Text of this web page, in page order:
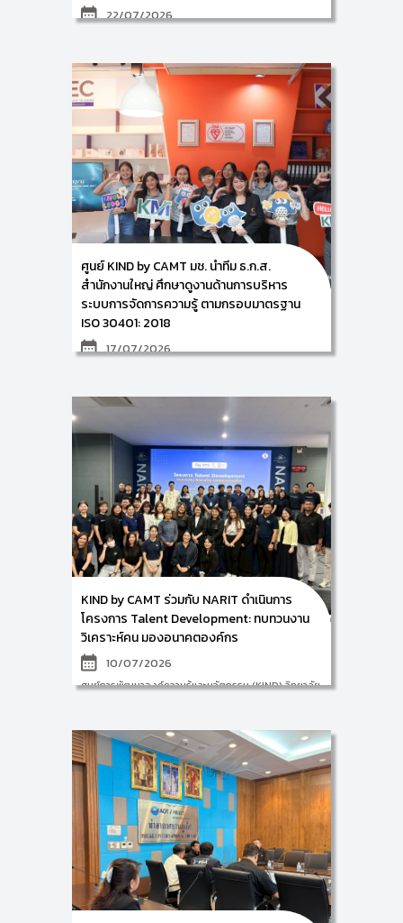
22/07/2026
สื่อ และเทคโนโลยี มหาวิทยาลัยเชียงใหม่ นำโดย ผู้ช่วย
ศาสตราจารย์ ดร.อัจฉรา คำอักษร ผู้ปฏิบัติหน้าที่ช่วย
คณบดี ด้านการพัฒนาองค์ความรู้และนวัตกรรม/ หัวหน้า
ศูนย์การพัฒนาองค์ความรู้และนวัตกรรม (Knowledge
and Innovation Development: KIND) พร้อมด้วย
ผศ.ดร.อัครพล นิมมลรัตน์ ผศ.ดร.เฉลิมพล คงจิตต์ และ
คณะทำงาน ดำเนินกิจกรรมการเตรียมความพร้อมสู่
มาตรฐานระบบการจัดการองค์ความรู้ ISO 30401 :2018
ภายใต้โครงการพัฒนากระบวนการจัดการองค์ความรู้ของ
สำนักหอสมุดสู่มาตรฐานสากล ให้แก่ ผู้บริหารและบุคลากร
ตัวแทนจากส่วนงานที่ร่วมขับเคลื่อนการจัดการความรู้ของ
สำนักหอสมุด มหาวิทยาลัยเชียงใหม่ ณ ห้องประชุม 1 ชั้น 5
สำนักหอสมุด มหาวิทยาลัยเชียงใหม่ ในวันพุธที่ 22
กรกฎาคม 2569 ซึ่งการจัดกิจกรรมครั้งนี้ เป็นการตรวจ
ประเมินภายในตามกรอบมาตรฐาน ISO 30401: 2018 (ข้อ
กำหนด ข้อ 9 และข้อ 10) โดยมีผู้ร่วมกิจกรรมจำนวน 20
ศูนย์ KIND by CAMT มช. นำทีม ธ.ก.ส.
สำนักงานใหญ่ ศึกษาดูงานด้านการบริหาร
ระบบการจัดการความรู้ ตามกรอบมาตรฐาน
ISO 30401: 2018
17/07/2026
มหาวิทยาลัยเชียงใหม่ นำโดย ผศ. ดร.อัจฉรา คำอักษร ผู้
ปฏิบัติหน้าที่ช่วยคณบดีด้านการพัฒนาองค์ความรู้และการ
จัดการนวัตกรรม และหัวหน้าศูนย์ KIND พร้อมด้วยคณะผู้
บริหาร ร่วมให้การต้อนรับคณะผู้บริหารและเจ้าหน้าที่จาก
ธนาคารเพื่อการเกษตรและสหกรณ์การเกษตร (ธ.ก.ส.) ใน
โอกาสเข้าศึกษาดูงานและแลกเปลี่ยนเรียนรู้ด้านการบริหาร
ระบบการจัดการความรู้ ตามกรอบมาตรฐาน ISO 30401:
2018
โดยในช่วงเช้าศึกษาดูงาน ณ วิทยาลัยศิลปะ สื่อ และ
เทคโนโลยี มหาวิทยาลัยเชียงใหม่ เพื่อเจาะลึกกลไกความ
สำเร็จตามกรอบมาตรฐานสากล ISO 30401: 2018และ
ในช่วงบ่ายได้เดินทางไปศึกษาดูงาน ณ ศูนย์ศรีพัฒน์ คณะ
แพทยศาสตร์ มหาวิทยาลัยเชียงใหม่ ซึ่งเป็น “องค์กร
Organization) แห่งแรกของประเทศไทย” ความร่วมมือใน
ครั้งนี้ถือเป็นหมุดหมายสำคัญในการเชื่อมโยงองค์ความรู้
จากรั้วมหาวิทยาลัยสู่การพัฒนาเสถียรภาพและศักยภาพ
ขององค์กรการเงินระดับประเทศอย่าง ธ.ก.ส. ต่อไป
KIND by CAMT ร่วมกับ NARIT ดำเนินการ
โครงการ Talent Development: ทบทวนงาน
วิเคราะห์คน มองอนาคตองค์กร
10/07/2026
ศูนย์การพัฒนาองค์ความรู้และนวัตกรรม (KIND) วิทยาลัย
พัฒนาองค์ความรู้และการจัดการนวัตกรรม/หัวหน้าศูนย์
KIND พร้อมด้วย ผศ.ดร.สมเกียรติ น่วมนา ผู้ช่วยคณบดี
ด้านงานวิจัยและนวัตกรรม ผศ.ดร.บุณฑริกา
ปภาวสิทธิ์ และคณะทำงาน ได้ดำเนินโครงการ Talent
Development : ทบทวนงาน วิเคราะห์คน มองอนาคต
องค์กร ให้แก่ สถาบันวิจัยดาราศาสตร์แห่งชาติ (องค์การ
มหาชน) (NARIT) ในระหว่างวันที่ 9-10 กรกฎาคม พ.ศ.
2569 ณ ห้องประชุมแอนโดรเมดา อาคารท้องฟ้าจำลอง
และนิทรรศการ อุทยานดาราศาสตร์สิรินธร จังหวัด
เชียงใหม่ โดยกิจกรรมในครั้งนี้ เป็นการทำ JD&JS Review
– SWOT Analysis – Strategic Mapping ขององค์กร
ซึ่งได้มีตัวแทนจากฝ่ายบริหารและบุคลากรเข้าร่วมเป็น
จำนวนทั้งสิ้น 48 ท่าน